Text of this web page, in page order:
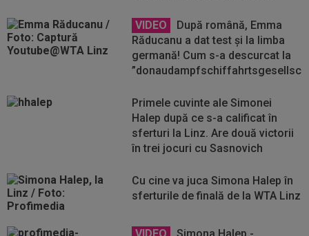
VIDEO
După română, Emma
Răducanu a dat test și la limba
germană! Cum s-a descurcat la
Primele cuvinte ale Simonei
Halep după ce s-a calificat în
sferturi la Linz. Are două victorii
în trei jocuri cu Sasnovich
Cu cine va juca Simona Halep în
sferturile de finală de la WTA Linz